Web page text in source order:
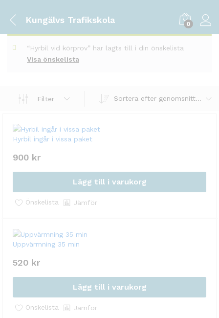
Kungälvs Trafikskola 0
Visa önskelista
“Hyrbil vid körprov” har lagts till i din önskelista
Filter Sortera efter genomsnittligt betyg
Hyrbil ingår i vissa paket
900 kr
Lägg till i varukorg
Önskelista Jämför
Uppvärmning 35 min
520 kr
Lägg till i varukorg
Önskelista Jämför